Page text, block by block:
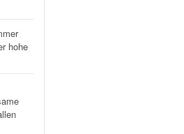
hohe